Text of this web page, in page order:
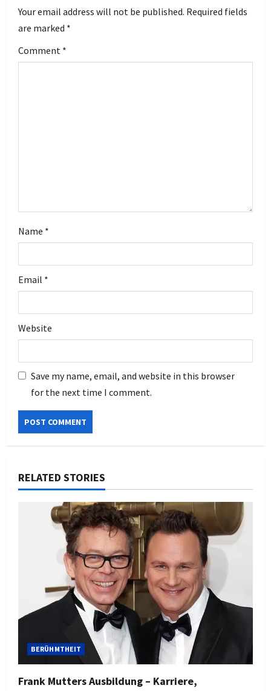
i
g
a
Your email address will not be published. Required fields
are marked *
Comment *
Name *
Email *
Website
Save my name, email, and website in this browser
for the next time I comment.
RELATED STORIES
BERÜHMTHEIT
Frank Mutters Ausbildung – Karriere,